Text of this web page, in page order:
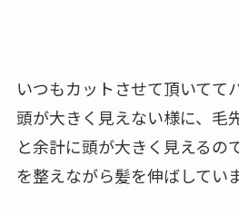
いつもカットさせて頂いてて
頭が大きく見えない様に、毛
と余計に頭が大きく見えるの
を整えながら髪を伸ばしてい